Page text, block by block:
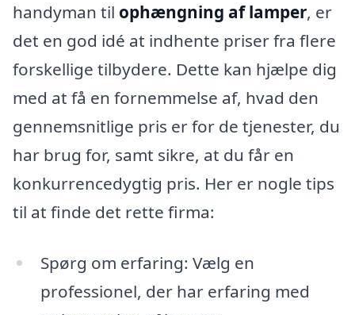
handyman til ophængning af lamper, er
det en god idé at indhente priser fra flere
forskellige tilbydere. Dette kan hjælpe dig
med at få en fornemmelse af, hvad den
gennemsnitlige pris er for de tjenester, du
har brug for, samt sikre, at du får en
konkurrencedygtig pris. Her er nogle tips
til at finde det rette firma:
Spørg om erfaring: Vælg en
professionel, der har erfaring med